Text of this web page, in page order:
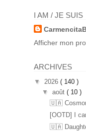
I AM / JE SUIS
Afficher mon
ARCHIVES
▼ 2026 ( 140 )
▼ août ( 10 )
🇺🇦
[OOTD] I
🇺🇦